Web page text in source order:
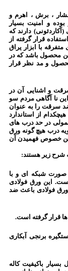
، برش ، اهرم و
و امنیت بسیار
دارند که
قرار گرفته از
با ابزار یراق
محصول باشد که در
و مد نظر قرار
و اشنایی آن در
نا آگاهی مردم سو
سرقت را به عنوان
از استاندارد
در حد درب های
درب هیچ گونه ورق
این خصوص فهمیدن آن
شرح زیر هستند:
صورت شبکه ای و با
است. این ورق فولادی
فولادی باعث ضد
قرار گرفته است.
برنجی آبکاری
باکیفیت کاله